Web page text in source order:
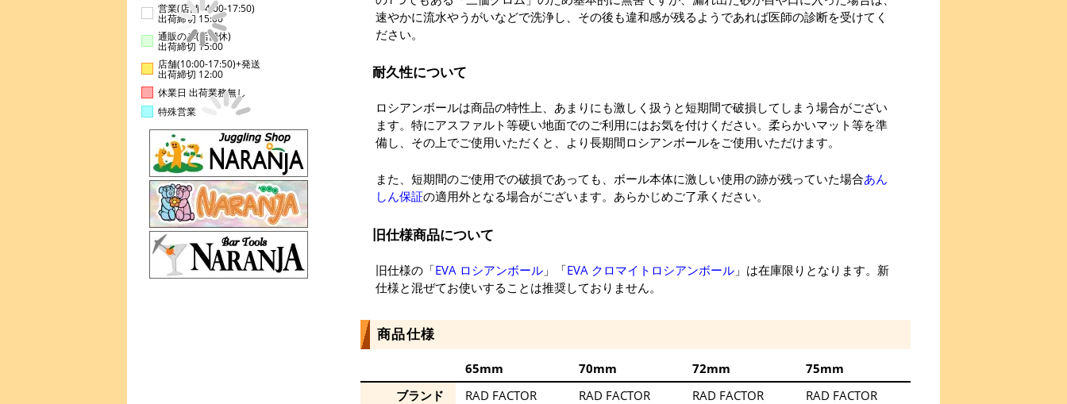
営業(店舗14:00-17:50)
出荷締切 15:00
通販のみ(店舗休)
出荷締切 15:00
店舗(10:00-17:50)+発送
出荷締切 12:00
休業日 出荷業務無し
特殊営業
速やかに流水やうがいなどで洗浄し、その後も違和感が残るようであれば医師の診断を受けてく
ださい。
耐久性について
ロシアンボールは商品の特性上、あまりにも激しく扱うと短期間で破損してしまう場合がござい
ます。特にアスファルト等硬い地面でのご利用にはお気を付けください。柔らかいマット等を準
備し、その上でご使用いただくと、より長期間ロシアンボールをご使用いただけます。
また、短期間のご使用での破損であっても、ボール本体に激しい使用の跡が残っていた場合あん
しん保証の適用外となる場合がございます。あらかじめご了承ください。
旧仕様商品について
旧仕様の「EVA ロシアンボール 」「EVA クロマイトロシアンボール 」は在庫限りとなります。新
仕様と混ぜてお使いすることは推奨しておりません。
商品仕様
65mm
ブランド
RAD FACTOR
70mm
RAD FACTOR
72mm
RAD FACTOR
75mm
RAD FACTOR